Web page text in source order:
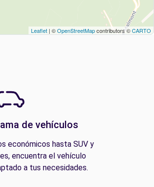
Leaflet | ©OpenStreetMapcontributors ©CARTO
de vehículos
económicos hasta SUV y
encuentra el vehículo
a tus necesidades.